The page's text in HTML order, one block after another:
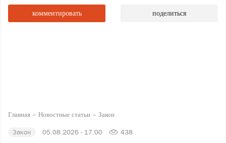
комментировать поделиться
Главная Новостные статьи Закон
Закон 05.08.2026 - 17:00 438